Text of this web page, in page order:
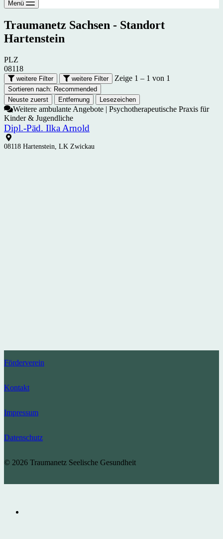
Menü
Traumanetz Sachsen - Standort
Hartenstein
PLZ
08118
weitere Filter weitere Filter Zeige 1 – 1 von 1
Sortieren nach: Recommended
Neuste zuerst
Entfernung Lesezeichen
Weitere ambulante Angebote | Psychotherapeutische Praxis für
Kinder & Jugendliche
Dipl.-Päd. Ilka Arnold
08118 Hartenstein, LK Zwickau
Förderverein
Kontakt
Impressum
Datenschutz
© 2026 Traumanetz Seelische Gesundheit